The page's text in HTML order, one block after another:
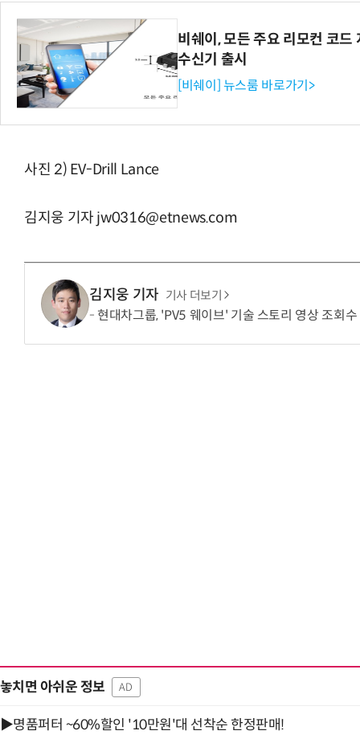
비쉐이, 모든 주요 리모컨 코
수신기 출시
[비쉐이] 뉴스룸 바로가기>
사진 2) EV-Drill Lance
김지웅 기자 jw0316@etnews.com
김지웅 기자 기사 더보기
현대차그룹, 'PV5 웨이브' 기술 스토리 영상 조회
놓치면 아쉬운 정보 AD
▶명품퍼터 ~60%할인 '10만원'대 선착순 한정판매!